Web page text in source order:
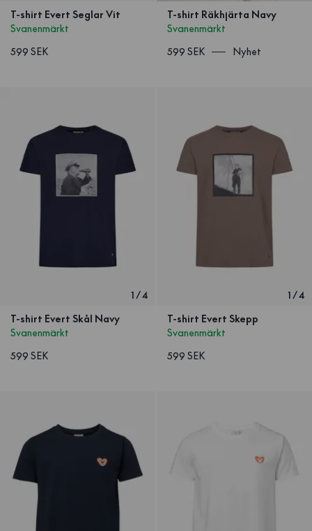
T-shirt Evert Seglar Vit
Svanenmärkt
599 SEK
T-shirt Räkhjärta Navy
Svanenmärkt
599 SEK
Nyhet
1 /4
T-shirt Evert Skål Navy
Svanenmärkt
599 SEK
1 /4
T-shirt Evert Skepp
Svanenmärkt
599 SEK